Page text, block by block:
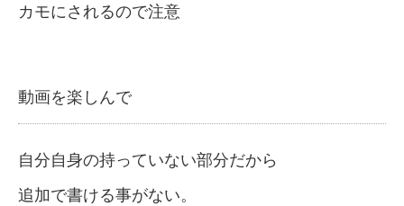
カモにされるので注意
動画を楽しんで
自分自身の持っていない部分だから
追加で書ける事がない。